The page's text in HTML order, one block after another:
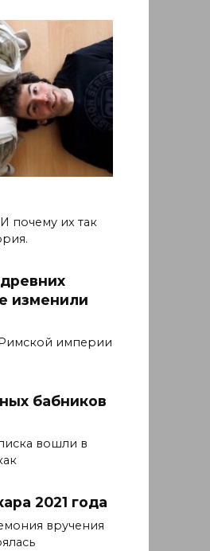
почему их так
изменили
империи
бабников
вошли в
2021 года
вручения